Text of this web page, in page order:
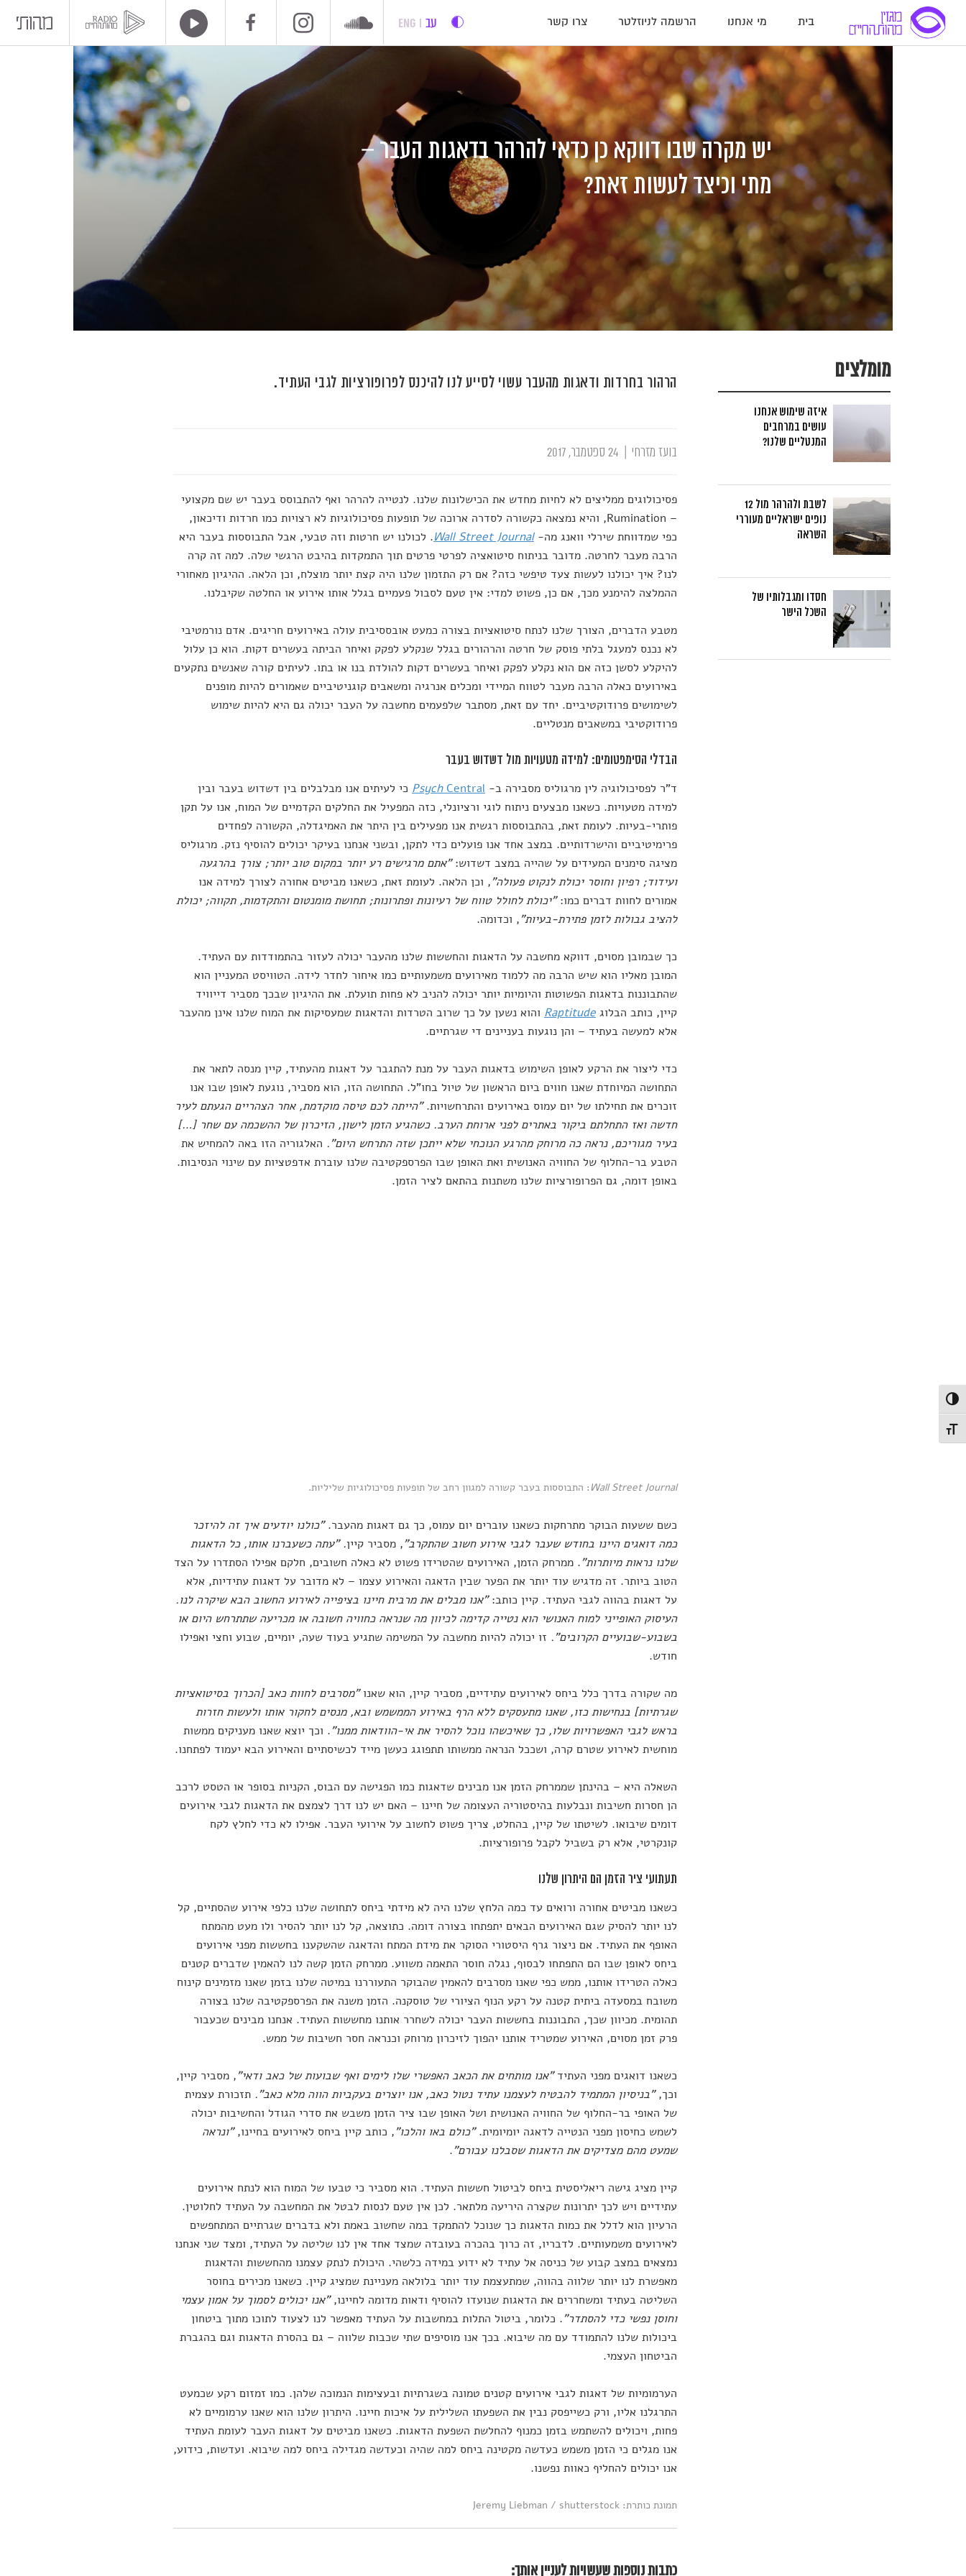
הפעל/כבה ניגודיות גבוהה
מתג גודל גופן
בית מי אנחנו הרשמה לניוזלטר צרו קשר עב ENG
יש מקרה שבו דווקא כן כדאי להרהר בדאגות העבר –
מתי וכיצד לעשות זאת?
הרהור בחרדות ודאגות מהעבר עשוי לסייע לנו להיכנס לפרופורציות לגבי העתיד.
בועז מזרחי
פסיכולוגים ממליצים לא לחיות מחדש את הכישלונות שלנו. לנטייה להרהר ואף להתבוסס בעבר יש שם מקצועי
– Rumination, והיא נמצאה כקשורה לסדרה ארוכה של תופעות פסיכולוגיות לא רצויות כמו חרדות ודיכאון,
כפי שמדווחת שירלי וואנג מה-Wall Street Journal. לכולנו יש חרטות וזה טבעי, אבל התבוססות בעבר היא
הרבה מעבר לחרטה. מדובר בניתוח סיטואציה לפרטי פרטים תוך התמקדות בהיבט הרגשי שלה. למה זה קרה
לנו? איך יכולנו לעשות צעד טיפשי כזה? אם רק התזמון שלנו היה קצת יותר מוצלח, וכן הלאה. ההיגיון מאחורי
ההמלצה להימנע מכך, אם כן, פשוט למדי: אין טעם לסבול פעמיים בגלל אותו אירוע או החלטה שקיבלנו.
מטבע הדברים, הצורך שלנו לנתח סיטואציות בצורה כמעט אובססיבית עולה באירועים חריגים. אדם נורמטיבי
לא נכנס למעגל בלתי פוסק של חרטה והרהורים בגלל שנקלע לפקק ואיחר הביתה בעשרים דקות. הוא כן עלול
להיקלע לסשן כזה אם הוא נקלע לפקק ואיחר בעשרים דקות להולדת בנו או בתו. לעיתים קורה שאנשים נתקעים
באירועים כאלה הרבה מעבר לטווח המיידי ומכלים אנרגיה ומשאבים קוגניטיביים שאמורים להיות מופנים
לשימושים פרודוקטיביים. יחד עם זאת, מסתבר שלפעמים מחשבה על העבר יכולה גם היא להיות שימוש
פרודוקטיבי במשאבים מנטליים.
הבדלי הסימפטומים: למידה מטעויות מול דשדוש בעבר
ד"ר לפסיכולוגיה לין מרגוליס מסבירה ב-
Psych Central
כי לעיתים אנו מבלבלים בין דשדוש בעבר ובין
למידה מטעויות. כשאנו מבצעים ניתוח לוגי ורציונלי, כזה המפעיל את החלקים הקדמיים של המוח, אנו על תקן
פותרי-בעיות. לעומת זאת, בהתבוססות רגשית אנו מפעילים בין היתר את האמיגדלה, הקשורה לפחדים
פרימיטיביים והישרדותיים. במצב אחד אנו פועלים כדי לתקן, ובשני אנחנו בעיקר יכולים להוסיף נזק. מרגוליס
מציגה סימנים המעידים על שהייה במצב דשדוש:"אתם מרגישים רע יותר במקום טוב יותר; צורך בהרגעה
ועידוד; רפיון וחוסר יכולת לנקוט פעולה", וכן הלאה. לעומת זאת, כשאנו מביטים אחורה לצורך למידה אנו
אמורים לחוות דברים כמו:"יכולת לחולל טווח של רעיונות ופתרונות; תחושת מומנטום והתקדמות, תקווה; יכולת
להציב גבולות לזמן פתירת-בעיות", וכדומה.
כך שבמובן מסוים, דווקא מחשבה על הדאגות והחששות שלנו מהעבר יכולה לעזור בהתמודדות עם העתיד.
המובן מאליו הוא שיש הרבה מה ללמוד מאירועים משמעותיים כמו איחור לחדר לידה. הטוויסט המעניין הוא
שהתבוננות בדאגות הפשוטות והיומיות יותר יכולה להניב לא פחות תועלת. את ההיגיון שבכך מסביר דייוויד
קיין, כותב הבלוג Raptitude והוא נשען על כך שרוב הטרדות והדאגות שמעסיקות את המוח שלנו אינן מהעבר
אלא למעשה בעתיד – והן נוגעות בעניינים די שגרתיים.
כדי ליצור את הרקע לאופן השימוש בדאגות העבר על מנת להתגבר על דאגות מהעתיד, קיין מנסה לתאר את
התחושה המיוחדת שאנו חווים ביום הראשון של טיול בחו"ל. התחושה הזו, הוא מסביר, נוגעת לאופן שבו אנו
זוכרים את תחילתו של יום עמוס באירועים והתרחשויות."הייתה לכם טיסה מוקדמת, אחר הצהריים הגעתם לעיר
חדשה ואז התחלתם ביקור באתרים לפני ארוחת הערב. כשהגיע הזמן לישון, הזיכרון של ההשכמה עם שחר […]
בעיר מגוריכם, נראה כה מרוחק מהרגע הנוכחי שלא ייתכן שזה התרחש היום". האלגוריה הזו באה להמחיש את
הטבע בר-החלוף של החוויה האנושית ואת האופן שבו הפרספקטיבה שלנו עוברת אדפטציות עם שינוי הנסיבות.
באופן דומה, גם הפרופורציות שלנו משתנות בהתאם לציר הזמן.
Wall Street Journal: התבוססות בעבר קשורה למגוון רחב של תופעות פסיכולוגיות שליליות.
כשם ששעות הבוקר מתרחקות כשאנו עוברים יום עמוס, כך גם דאגות מהעבר."כולנו יודעים איך זה להיזכר
כמה דואגים היינו בחודש שעבר לגבי אירוע חשוב שהתקרב", מסביר קיין. "עתה כשעברנו אותו, כל הדאגות
שלנו נראות מיותרות". ממרחק הזמן, האירועים שהטרידו פשוט לא כאלה חשובים, חלקם אפילו הסתדרו על הצד
הטוב ביותר. זה מדגיש עוד יותר את הפער שבין הדאגה והאירוע עצמו – לא מדובר על דאגות עתידיות, אלא
על דאגות בהווה לגבי העתיד. קיין כותב:"אנו מבלים את מרבית חיינו בציפייה לאירוע החשוב הבא שיקרה לנו.
העיסוק האופייני למוח האנושי הוא נטייה קדימה לכיוון מה שנראה כחוויה חשובה או מכריעה שתתרחש היום או
בשבוע-שבועיים הקרובים". זו יכולה להיות מחשבה על המשימה שתגיע בעוד שעה, יומיים, שבוע וחצי ואפילו
חודש.
מה שקורה בדרך כלל ביחס לאירועים עתידיים, מסביר קיין, הוא שאנו"מסרבים לחוות כאב [הכרוך בסיטואציות
שגרתיות] בנחישות כזו, שאנו מתעסקים ללא הרף באירוע הממשמש ובא, מנסים לחקור אותו ולעשות חזרות
בראש לגבי האפשרויות שלו, כך שאיכשהו נוכל להסיר את אי-הוודאות ממנו". וכך יוצא שאנו מעניקים ממשות
מוחשית לאירוע שטרם קרה, ושככל הנראה ממשותו תתפוגג כעשן מייד לכשיסתיים והאירוע הבא יעמוד לפתחנו.
השאלה היא – בהינתן שממרחק הזמן אנו מבינים שדאגות כמו הפגישה עם הבוס, הקניות בסופר או הטסט לרכב
הן חסרות חשיבות ונבלעות בהיסטוריה העצומה של חיינו – האם יש לנו דרך לצמצם את הדאגות לגבי אירועים
דומים שיבואו. לשיטתו של קיין, בהחלט, צריך פשוט לחשוב על אירועי העבר. אפילו לא כדי לחלץ לקח
קונקרטי, אלא רק בשביל לקבל פרופורציות.
תעתועי ציר הזמן הם היתרון שלנו
כשאנו מביטים אחורה ורואים עד כמה הלחץ שלנו היה לא מידתי ביחס לתחושה שלנו כלפי אירוע שהסתיים, קל
לנו יותר להסיק שגם האירועים הבאים יתפתחו בצורה דומה. כתוצאה, קל לנו יותר להסיר ולו מעט מהמתח
האופף את העתיד. אם ניצור גרף היסטורי הסוקר את מידת המתח והדאגה שהשקענו בחששות מפני אירועים
ביחס לאופן שבו הם התפתחו לבסוף, נגלה חוסר התאמה משווע. ממרחק הזמן קשה לנו להאמין שדברים קטנים
כאלה הטרידו אותנו, ממש כפי שאנו מסרבים להאמין שהבוקר התעוררנו במיטה שלנו בזמן שאנו מזמינים קינוח
משובח במסעדה ביתית קטנה על רקע הנוף הציורי של טוסקנה. הזמן משנה את הפרספקטיבה שלנו בצורה
תהומית. מכיוון שכך, התבוננות בחששות העבר יכולה לשחרר אותנו מחששות העתיד. אנחנו מבינים שכעבור
פרק זמן מסוים, האירוע שמטריד אותנו יהפוך לזיכרון מרוחק וכנראה חסר חשיבות של ממש.
כשאנו דואגים מפני העתיד"אנו מותחים את הכאב האפשרי שלו לימים ואף שבועות של כאב ודאי", מסביר קיין,
וכך,"בניסיון המתמיד להבטיח לעצמנו עתיד נטול כאב, אנו יוצרים בעקביות הווה מלא כאב". תזכורת עצמית
של האופי בר-החלוף של החוויה האנושית ושל האופן שבו ציר הזמן משבש את סדרי הגודל והחשיבות יכולה
לשמש כחיסון מפני הנטייה לדאגה יומיומית."כולם באו והלכו", כותב קיין ביחס לאירועים בחיינו,"ונראה
שמעט מהם מצדיקים את הדאגות שסבלנו עבורם".
קיין מציג גישה ריאליסטית ביחס לביטול חששות העתיד. הוא מסביר כי טבעו של המוח הוא לנתח אירועים
עתידיים ויש לכך יתרונות שקצרה היריעה מלתאר. לכן אין טעם לנסות לבטל את המחשבה על העתיד לחלוטין.
הרעיון הוא לדלל את כמות הדאגות כך שנוכל להתמקד במה שחשוב באמת ולא בדברים שגרתיים המתחפשים
לאירועים משמעותיים. לדבריו, זה כרוך בהכרה בעובדה שמצד אחד אין לנו שליטה על העתיד, ומצד שני אנחנו
נמצאים במצב קבוע של כניסה אל עתיד לא ידוע במידה כלשהי. היכולת לנתק עצמנו מהחששות והדאגות
מאפשרת לנו יותר שלווה בהווה, שמתעצמת עוד יותר בלולאה מעניינת שמציג קיין. כשאנו מכירים בחוסר
השליטה בעתיד ומשחררים את הדאגות שנועדו להוסיף ודאות מדומה לחיינו,"אנו יכולים לסמוך על אמון עצמי
וחוסן נפשי כדי להסתדר". כלומר, ביטול התלות במחשבות על העתיד מאפשר לנו לצעוד לתוכו מתוך ביטחון
ביכולות שלנו להתמודד עם מה שיבוא. בכך אנו מוסיפים שתי שכבות שלווה – גם בהסרת הדאגות וגם בהגברת
הביטחון העצמי.
הערמומיות של דאגות לגבי אירועים קטנים טמונה בשגרתיות ובעצימות הנמוכה שלהן. כמו זמזום רקע שכמעט
התרגלנו אליו, ורק כשייפסק נבין את השפעתו השלילית על איכות חיינו. היתרון שלנו הוא שאנו ערמומיים לא
פחות, ויכולים להשתמש בזמן כמנוף להחלשת השפעת הדאגות. כשאנו מביטים על דאגות העבר לעומת העתיד
אנו מגלים כי הזמן משמש כעדשה מקטינה ביחס למה שהיה וכעדשה מגדילה ביחס למה שיבוא. ועדשות, כידוע,
אנו יכולים להחליף כאוות נפשנו.
תמונת כותרת: Jeremy Liebman / shutterstock
כתבות נוספות שעשויות לעניין אותך:
מומלצים
איזה שימוש אנחנו
עושים במרחבים
המנטליים שלנו?
לשבת ולהרהר מול 12
נופים ישראליים מעוררי
השראה
חסדו ומגבלותיו של
השכל הישר